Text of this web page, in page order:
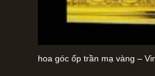
hoa góc ốp trần mạ vàng –